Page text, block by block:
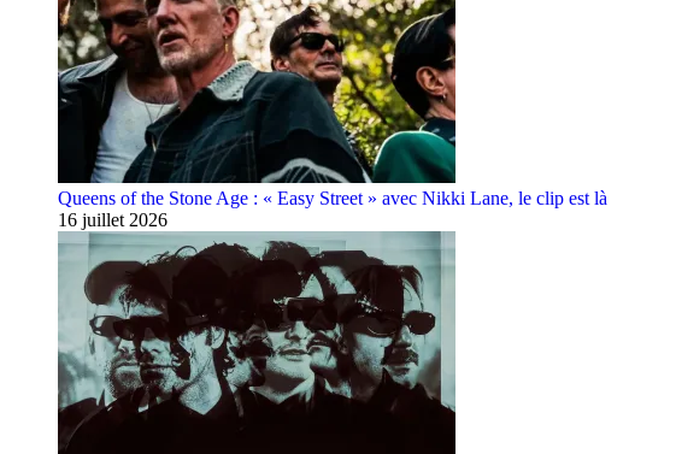
Queens of the Stone Age : « Easy Street » avec Nikki Lane, le clip est là
16 juillet 2026